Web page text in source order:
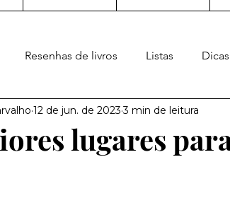
Resenhas de livros Listas Dicas
lugares
12 de jun. de 2023 3 min de leitura
de 5 estrelas.